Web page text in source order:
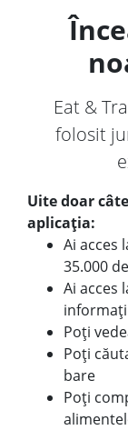
Eat &
folosit
Uite doar
aplicația:
Ai acces
35.000
Ai acces
Poți
Poți
bare
Poți